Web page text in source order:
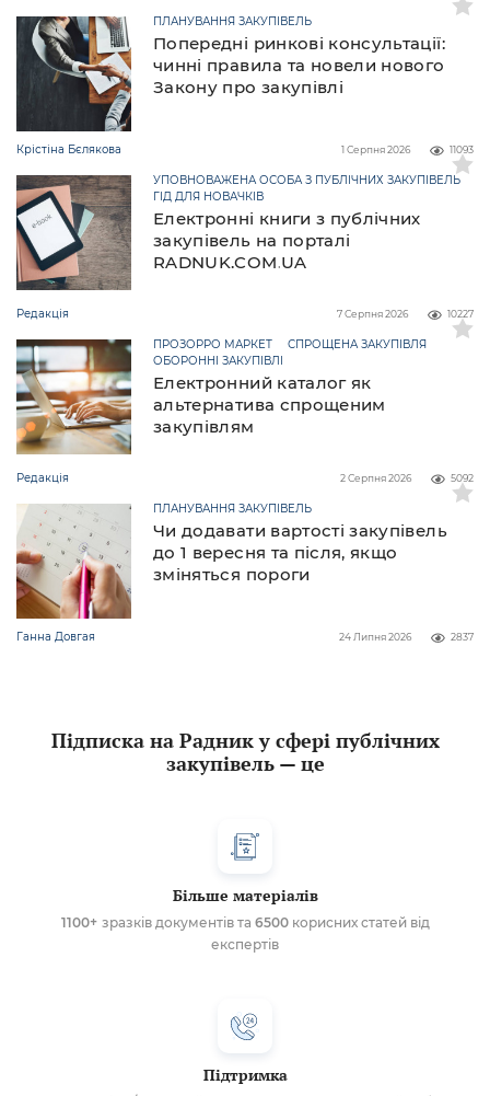
Попередні ринкові консультації:
чинні правила та новели нового
Закону про закупівлі
ПЛАНУВАННЯ ЗАКУПІВЕЛЬ
Крістіна Бєлякова 11093
1 Серпня 2026
Електронні книги з публічних
закупівель на порталі
RADNUK.COM.UA
УПОВНОВАЖЕНА ОСОБА З ПУБЛІЧНИХ ЗАКУПІВЕЛЬ
ГІД ДЛЯ НОВАЧКІВ
Редакція 10227
7 Серпня 2026
Електронний каталог як
альтернатива спрощеним
закупівлям
ПРОЗОРРО МАРКЕТ
СПРОЩЕНА ЗАКУПІВЛЯ
ОБОРОННІ ЗАКУПІВЛІ
Редакція 5092
2 Серпня 2026
Чи додавати вартості закупівель
до 1 вересня та після, якщо
зміняться пороги
ПЛАНУВАННЯ ЗАКУПІВЕЛЬ
Ганна Довгая 2837
24 Липня 2026
Підписка на Радник у сфері публічних
закупівель — це
Більше матеріалів
1100+ зразків документів та 6500корисних статей від
експертів
Підтримка